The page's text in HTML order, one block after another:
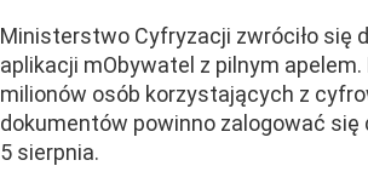
Ministerstwo Cyfryzacji zwróciło się
aplikacji mObywatel z pilnym apelem.
milionów osób korzystających z
dokumentów powinno zalogować się
5 sierpnia.